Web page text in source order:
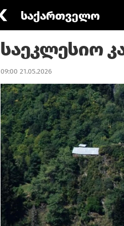
საქართველო
საეკლესიო
09:00 21.05.2026